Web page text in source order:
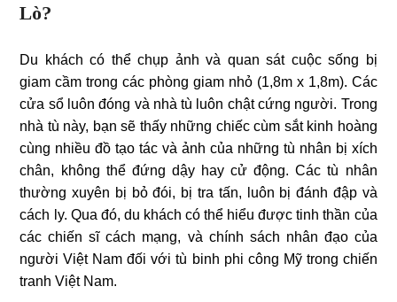
Lò?
Du khách có thể chụp ảnh và quan sát cuộc sống bị
giam cầm trong các phòng giam nhỏ (1,8m x 1,8m). Các
cửa sổ luôn đóng và nhà tù luôn chật cứng người. Trong
nhà tù này, bạn sẽ thấy những chiếc cùm sắt kinh hoàng
cùng nhiều đồ tạo tác và ảnh của những tù nhân bị xích
chân, không thể đứng dậy hay cử động. Các tù nhân
thường xuyên bị bỏ đói, bị tra tấn, luôn bị đánh đập và
cách ly. Qua đó, du khách có thể hiểu được tinh thần của
các chiến sĩ cách mạng, và chính sách nhân đạo của
người Việt Nam đối với tù binh phi công Mỹ trong chiến
tranh Việt Nam.